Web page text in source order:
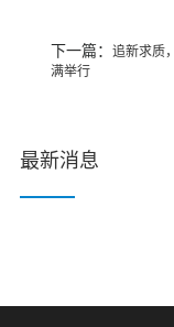
下一篇： 追新求质
满举行
最新消息